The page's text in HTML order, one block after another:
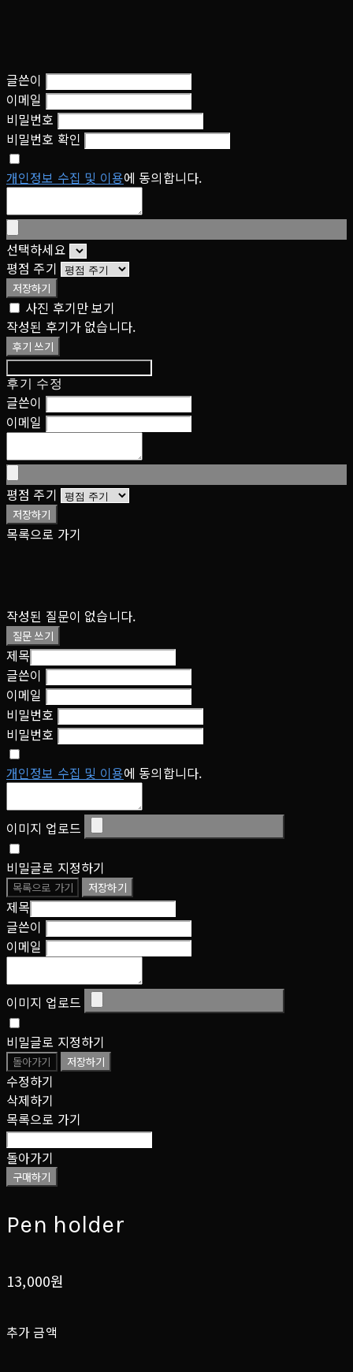
글쓴이
이메일
비밀번호
비밀번호 확인
개인정보 수집 및 이용에 동의합니다.
선택하세요
평점 주기
저장하기
사진 후기만 보기
작성된 후기가 없습니다.
후기 쓰기
후기 수정
글쓴이
이메일
평점 주기
저장하기
목록으로 가기
작성된 질문이 없습니다.
질문 쓰기
제목
글쓴이
이메일
비밀번호
비밀번호
개인정보 수집 및 이용에 동의합니다.
이미지 업로드
비밀글로 지정하기
목록으로 가기 저장하기
제목
글쓴이
이메일
이미지 업로드
비밀글로 지정하기
돌아가기 저장하기
수정하기
삭제하기
목록으로 가기
돌아가기
구매하기
Pen holder
13,000원
추가 금액